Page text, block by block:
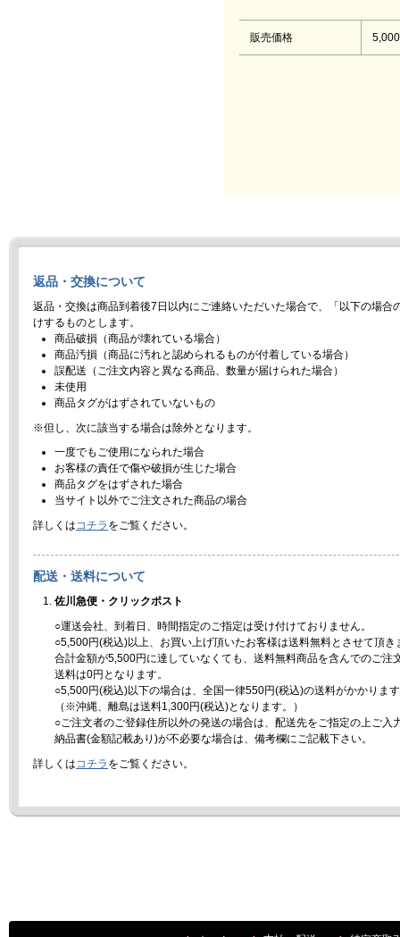
販売価格
返品・交換について
返品・交換は商品到着後7日以内にご連絡いただいた場合で、「以下の場合
けするものとします。
商品破損（商品が壊れている場合）
商品汚損（商品に汚れと認められるものが付着している場合）
誤配送（ご注文内容と異なる商品、数量が届けられた場合）
未使用
商品タグがはずされていないもの
※但し、次に該当する場合は除外となります。
一度でもご使用になられた場合
お客様の責任で傷や破損が生じた場合
商品タグをはずされた場合
当サイト以外でご注文された商品の場合
詳しくは コチラ をご覧ください。
配送・送料について
佐川急便・クリックポスト
○運送会社、到着日、時間指定のご指定は受け付けておりません。
○5,500円(税込)以上、お買い上げ頂いたお客様は送料無料とさせて頂き
合計金額が5,500円に達していなくても、送料無料商品を含んでのご注
送料は0円となります。
○5,500円(税込)以下の場合は、全国一律550円(税込)の送料がかかりま
（※沖縄、離島は送料1,300円(税込)となります。）
○ご注文者のご登録住所以外の発送の場合は、配送先をご指定の上ご入
納品書(金額記載あり)が不必要な場合は、備考欄にご記載下さい。
詳しくは コチラ をご覧ください。